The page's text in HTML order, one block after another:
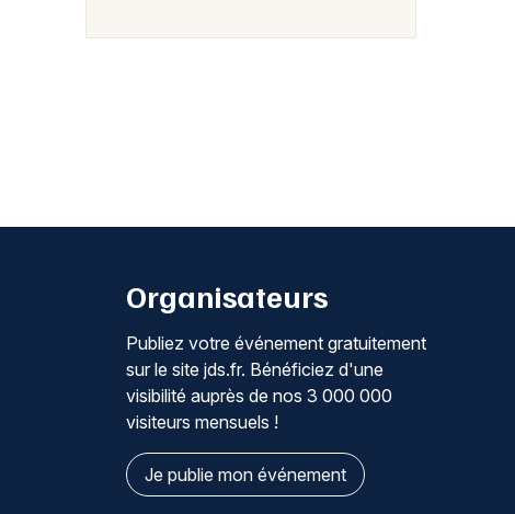
Organisateurs
Publiez votre événement gratuitement
sur le site jds.fr. Bénéficiez d'une
visibilité auprès de nos 3 000 000
visiteurs mensuels !
Je publie mon événement